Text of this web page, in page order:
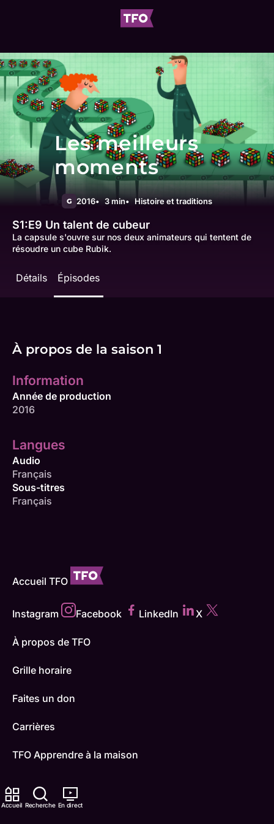
Accueil Recherche En direct
Les meilleurs
moments
G 2016 3 min Histoire et traditions
S1:E9 Un talent de cubeur
La capsule s'ouvre sur nos deux animateurs qui tentent de
résoudre un cube Rubik.
Détails Épisodes
À propos de la saison 1
Information
Année de production
2016
Langues
Audio
Français
Sous-titres
Français
Accueil TFO
Instagram Facebook LinkedIn X
À propos de TFO
Grille horaire
Faites un don
Carrières
TFO Apprendre à la maison
Contactez-nous